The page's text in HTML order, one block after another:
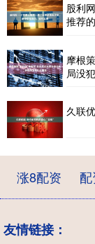
股利
推荐
摩根
局没
久联
涨8配资
友情链接：